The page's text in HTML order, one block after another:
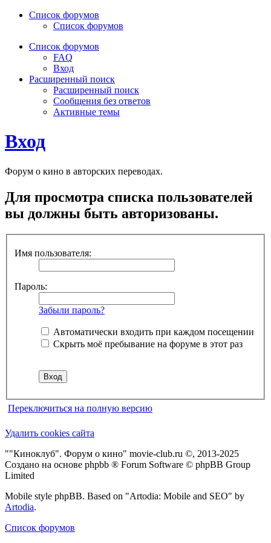
Список форумов
Список форумов
Список форумов
FAQ
Вход
Расширенный поиск
Расширенный поиск
Сообщения без ответов
Активные темы
Вход
Форум о кино в авторских переводах.
Для просмотра списка пользователей
вы должны быть авторизованы.
Имя пользователя:
Пароль:
Забыли пароль?
Автоматически входить при каждом посещении
Скрыть моё пребывание на форуме в этот раз
Переключиться на полную версию
Удалить cookies сайта
""Киноклуб". Форум о кино" movie-club.ru ©, 2013-2025
Создано на основе phpbb ® Forum Software © phpBB Group
Limited
Mobile style phpBB. Based on "Artodia: Mobile and SEO" by
Artodia.
Список форумов